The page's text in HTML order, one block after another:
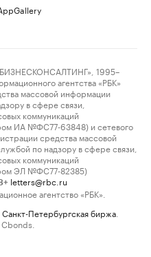
1995–
агентства «РБК»
массовой информации
в сфере связи,
коммуникаций
ИА №ФС77-63848) и сетевого
средства массовой
по надзору в сфере связи,
коммуникаций
ЭЛ №ФС77-82385)
letters@rbc.ru
агентство «РБК».
Санкт-Петербургская биржа